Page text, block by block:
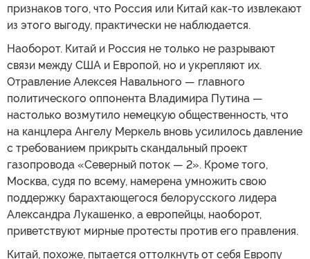
признаков того, что Россия или Китай как-то извлекают
из этого выгоду, практически не наблюдается.
Наоборот. Китай и Россия не только не разрывают
связи между США и Европой, но и укрепляют их.
Отравление Алексея Навального — главного
политического оппонента Владимира Путина —
настолько возмутило немецкую общественность, что
на канцлера Ангелу Меркель вновь усилилось давление
с требованием прикрыть скандальный проект
газопровода «Северный поток — 2». Кроме того,
Москва, судя по всему, намерена умножить свою
поддержку барахтающегося белорусского лидера
Александра Лукашенко, а европейцы, наоборот,
приветствуют мирные протесты против его правления.
Китай, похоже, пытается оттолкнуть от себя Европу